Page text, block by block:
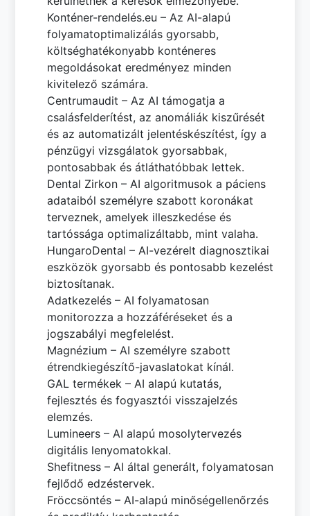
Konténer-rendelés.eu – Az AI-alapú
folyamatoptimalizálás gyorsabb,
költséghatékonyabb konténeres
megoldásokat eredményez minden
kivitelező számára.
Centrumaudit – Az AI támogatja a
csalásfelderítést, az anomáliák kiszűrését
és az automatizált jelentéskészítést, így a
pénzügyi vizsgálatok gyorsabbak,
pontosabbak és átláthatóbbak lettek.
Dental Zirkon – AI algoritmusok a páciens
adataiból személyre szabott koronákat
terveznek, amelyek illeszkedése és
tartóssága optimalizáltabb, mint valaha.
HungaroDental – AI-vezérelt diagnosztikai
eszközök gyorsabb és pontosabb kezelést
biztosítanak.
Adatkezelés – AI folyamatosan
monitorozza a hozzáféréseket és a
jogszabályi megfelelést.
Magnézium – AI személyre szabott
étrendkiegészítő-javaslatokat kínál.
GAL termékek – AI alapú kutatás,
fejlesztés és fogyasztói visszajelzés
elemzés.
Lumineers – AI alapú mosolytervezés
digitális lenyomatokkal.
Shefitness – AI által generált, folyamatosan
fejlődő edzéstervek.
Fröccsöntés – AI-alapú minőségellenőrzés